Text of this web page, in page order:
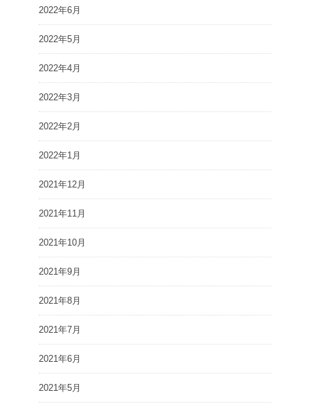
2022年6月
2022年5月
2022年4月
2022年3月
2022年2月
2022年1月
2021年12月
2021年11月
2021年10月
2021年9月
2021年8月
2021年7月
2021年6月
2021年5月